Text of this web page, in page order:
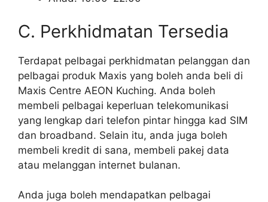
C. Perkhidmatan Tersedia
Terdapat pelbagai perkhidmatan pelanggan dan
pelbagai produk Maxis yang boleh anda beli di
Maxis Centre AEON Kuching. Anda boleh
membeli pelbagai keperluan telekomunikasi
yang lengkap dari telefon pintar hingga kad SIM
dan broadband. Selain itu, anda juga boleh
membeli kredit di sana, membeli pakej data
atau melanggan internet bulanan.
Anda juga boleh mendapatkan pelbagai